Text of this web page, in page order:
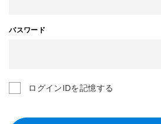
パスワード
ログインIDを記憶する